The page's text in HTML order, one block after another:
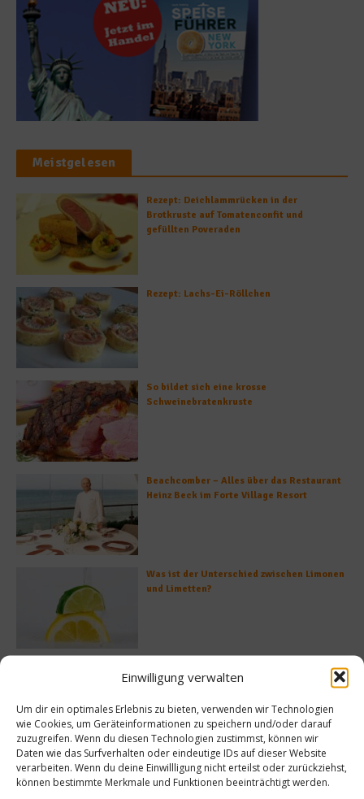
Einwilligung verwalten
Um dir ein optimales Erlebnis zu bieten, verwenden wir Technologien
wie Cookies, um Geräteinformationen zu speichern und/oder darauf
zuzugreifen. Wenn du diesen Technologien zustimmst, können wir
Daten wie das Surfverhalten oder eindeutige IDs auf dieser Website
verarbeiten. Wenn du deine Einwillligung nicht erteilst oder zurückziehst,
können bestimmte Merkmale und Funktionen beeinträchtigt werden.
Meistgelesen
Rezept: Deichlammrücken in der
Brotkruste auf Tomatenconfit und
gefüllten Poveraden
Rezept: Lachs-Ei-Röllchen
So bildet sich eine krosse
Schweinebratenkruste
Beachcomber – Alles über das Restaurant
Heinz Beck im Forte Village Resort
Was ist der Unterschied zwischen Limonen
und Limetten?
Alexander
Rezepte